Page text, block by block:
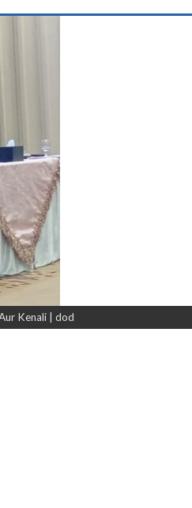
Kenali | dod